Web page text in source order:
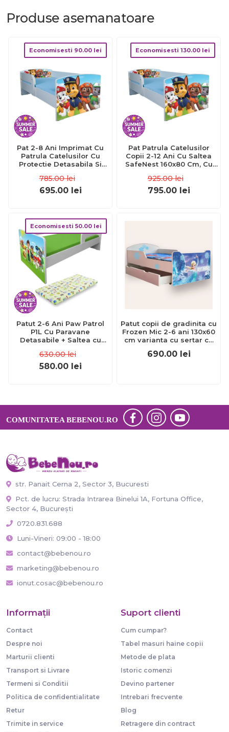
Produse asemanatoare
Economisesti 90.00 lei
Pat 2-8 Ani Imprimat Cu
Patrula Catelusilor Cu
Protectie Detasabila Si
Ptv1665
785.00 lei
695.00 lei
Economisesti 130.00 lei
Pat Patrula Catelusilor
Copii 2-12 Ani Cu Saltea
SafeNest 160x80 Cm, Cu
Detasabila Ptv1669
925.00 lei
795.00 lei
Economisesti 50.00 lei
Patut 2-6 Ani Paw Patrol
P1L Cu Paravane
Detasabile + Saltea cu
cm Pc-p-mk-paw-p1l-60
630.00 lei
580.00 lei
Patut copii de gradinita cu
Frozen Mic 2-6 ani 130x60
cm varianta cu sertar cu
saltea SafeNest
CMG51894326919508
690.00 lei
COMUNITATEA BEBENOU.RO
str. Panait Cerna 2, Sector 3, Bucuresti
Pct. de lucru: Strada Intrarea Binelui 1A, Fortuna Office,
Sector 4, București
0720.831.688
Luni-Vineri: 09:00 - 18:00
contact@bebenou.ro
marketing@bebenou.ro
ionut.cosac@bebenou.ro
Informaţii
Contact
Despre noi
Marturii clienti
Transport si Livrare
Termeni si Conditii
Politica de confidentialitate
Retur
Trimite in service
Suport clienti
Cum cumpar?
Tabel masuri haine copii
Metode de plata
Istoric comenzi
Devino partener
Intrebari frecvente
Blog
Retragere din contract